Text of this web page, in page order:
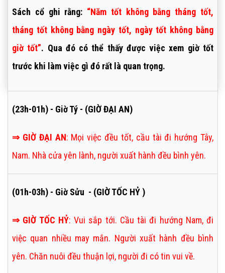
Sách cổ ghi rằng: “Năm tốt không bằng tháng tốt,
tháng tốt không bằng ngày tốt, ngày tốt không bằng
giờ tốt”. Qua đó có thể thấy được việc xem giờ tốt
trước khi làm việc gì đó rất là quan trọng.
(23h-01h) - Giờ Tý - (GIỜ ĐẠI AN)
⇒ GIỜ ĐẠI AN: Mọi việc đều tốt, cầu tài đi hướng Tây,
Nam. Nhà cửa yên lành, người xuất hành đều bình yên.
(01h-03h) - Giờ Sửu - (GIỜ TỐC HỶ )
⇒ GIỜ TỐC HỶ: Vui sắp tới. Cầu tài đi hướng Nam, đi
việc quan nhiều may mắn. Người xuất hành đều bình
yên. Chăn nuôi đều thuận lợi, người đi có tin vui về.